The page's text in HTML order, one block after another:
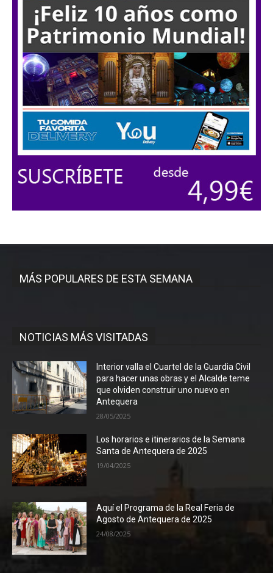
MÁS POPULARES DE ESTA SEMANA
NOTICIAS MÁS VISITADAS
Interior valla el Cuartel de la Guardia Civil
para hacer unas obras y el Alcalde teme
que olviden construir uno nuevo en
Antequera
28/05/2025
Los horarios e itinerarios de la Semana
Santa de Antequera de 2025
19/04/2025
Aquí el Programa de la Real Feria de
Agosto de Antequera de 2025
24/08/2025